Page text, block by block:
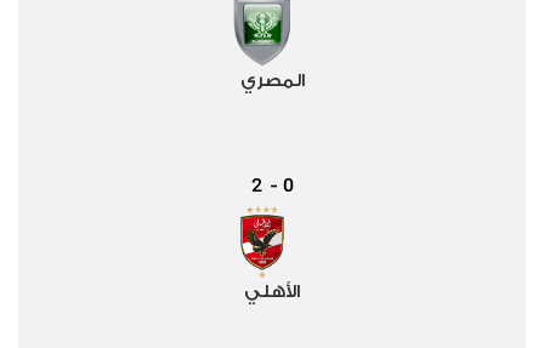
المصري
0
-
2
الأهلي